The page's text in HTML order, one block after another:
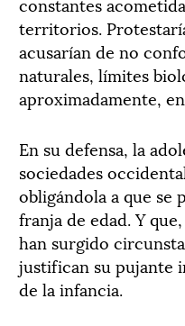
territorios.
acusarían de no
naturales, límites
aproximadamente,
En su defensa, la
sociedades
obligándola a que se
franja de edad. Y
han surgido
justifican su pujante
de la infancia.